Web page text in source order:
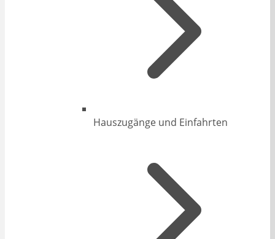
Hauszugänge und Einfahrten